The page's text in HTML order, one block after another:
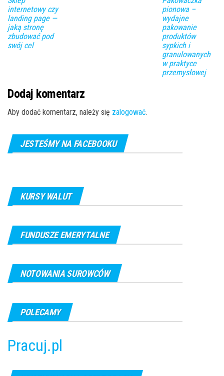
internetowy czy
landing page —
jaką stronę
zbudować pod
swój cel
pionowa –
wydajne
pakowanie
produktów
sypkich i
granulowanych
w praktyce
przemysłowej
Dodaj komentarz
Aby dodać komentarz, należy się zalogować.
JESTEŚMY NA FACEBOOKU
KURSY WALUT
FUNDUSZE EMERYTALNE
NOTOWANIA SUROWCÓW
POLECAMY
Pracuj.pl